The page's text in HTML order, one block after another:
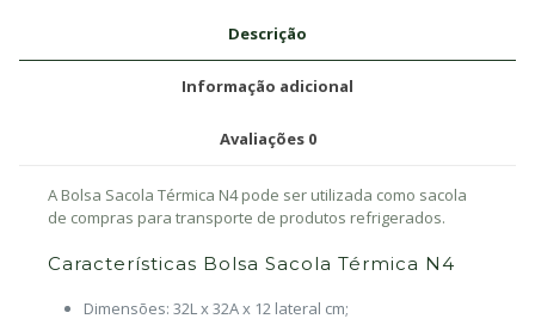
Descrição
Informação adicional
Avaliações 0
A Bolsa Sacola Térmica N4 pode ser utilizada como sacola
de compras para transporte de produtos refrigerados.
Características Bolsa Sacola Térmica N4
Dimensões: 32L x 32A x 12 lateral cm;